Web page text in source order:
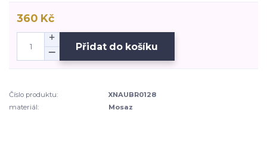
360 Kč
Přidat do košíku
Číslo produktu:
XNAUBR0128
materiál:
Mosaz